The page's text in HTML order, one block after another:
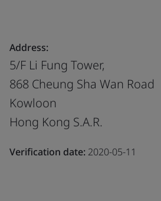
Address:
5/F Li Fung Tower,
868 Cheung Sha Wan Road
Kowloon
Hong Kong S.A.R.
Verification date: 2020-05-11